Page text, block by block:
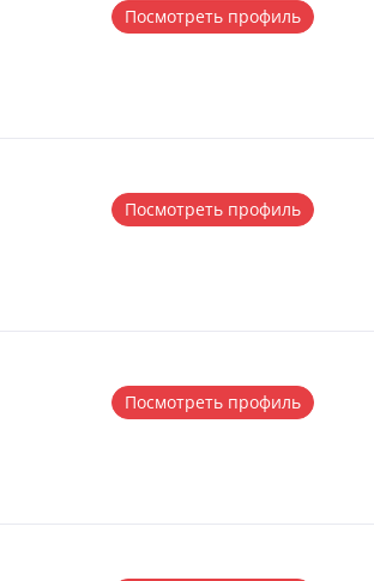
Посмотреть профиль
Посмотреть профиль
Посмотреть профиль